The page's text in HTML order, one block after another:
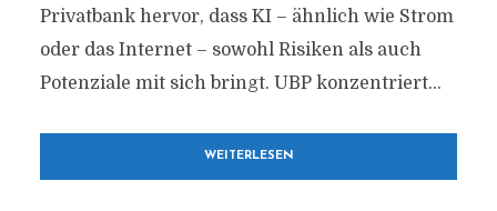
Privatbank hervor, dass KI – ähnlich wie Strom
oder das Internet – sowohl Risiken als auch
Potenziale mit sich bringt. UBP konzentriert...
WEITERLESEN